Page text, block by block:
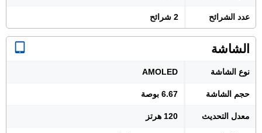
عدد الشرائح 2 شرائح
الشاشة
نوع الشاشة AMOLED
حجم الشاشة 6.67 بوصة
معدل التحديث 120 هرتز